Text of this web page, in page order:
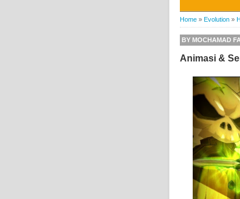
Home » Evolution »
BY MOCHAMAD
Animasi &